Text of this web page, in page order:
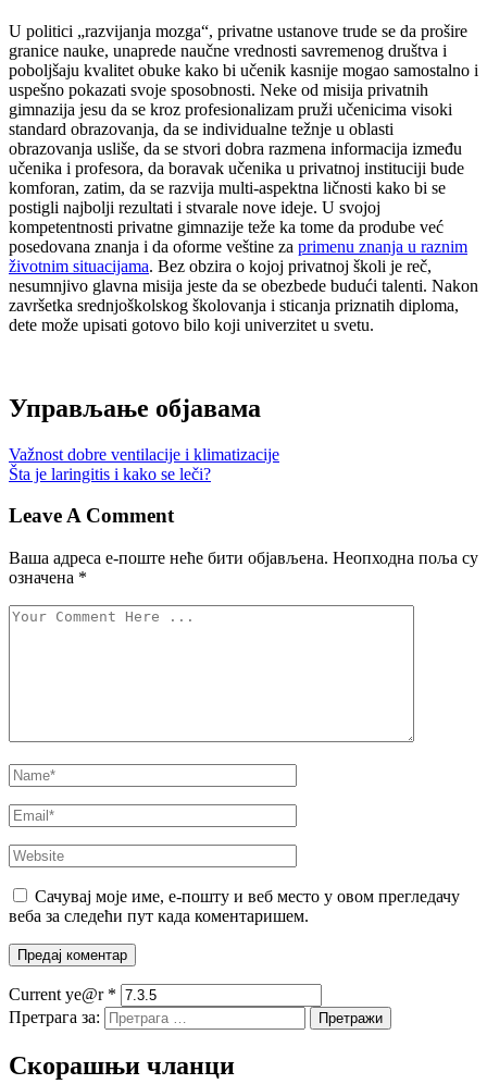
U politici „razvijanja mozga“, privatne ustanove trude se da prošire
granice nauke, unaprede naučne vrednosti savremenog društva i
poboljšaju kvalitet obuke kako bi učenik kasnije mogao samostalno i
uspešno pokazati svoje sposobnosti. Neke od misija privatnih
gimnazija jesu da se kroz profesionalizam pruži učenicima visoki
standard obrazovanja, da se individualne težnje u oblasti
obrazovanja usliše, da se stvori dobra razmena informacija između
učenika i profesora, da boravak učenika u privatnoj instituciji bude
komforan, zatim, da se razvija multi-aspektna ličnosti kako bi se
postigli najbolji rezultati i stvarale nove ideje. U svojoj
kompetentnosti privatne gimnazije teže ka tome da prodube već
posedovana znanja i da oforme veštine za primenu znanja u raznim
životnim situacijama. Bez obzira o kojoj privatnoj školi je reč,
nesumnjivo glavna misija jeste da se obezbede budući talenti. Nakon
završetka srednjoškolskog školovanja i sticanja priznatih diploma,
dete može upisati gotovo bilo koji univerzitet u svetu.
Управљање објавама
Važnost dobre ventilacije i klimatizacije
Šta je laringitis i kako se leči?
Leave A Comment
Ваша адреса е-поште неће бити објављена. Неопходна поља су
означена *
Сачувај моје име, е-пошту и веб место у овом прегледачу
веба за следећи пут када коментаришем.
Current ye@r *
Претрага за:
Скорашњи чланци